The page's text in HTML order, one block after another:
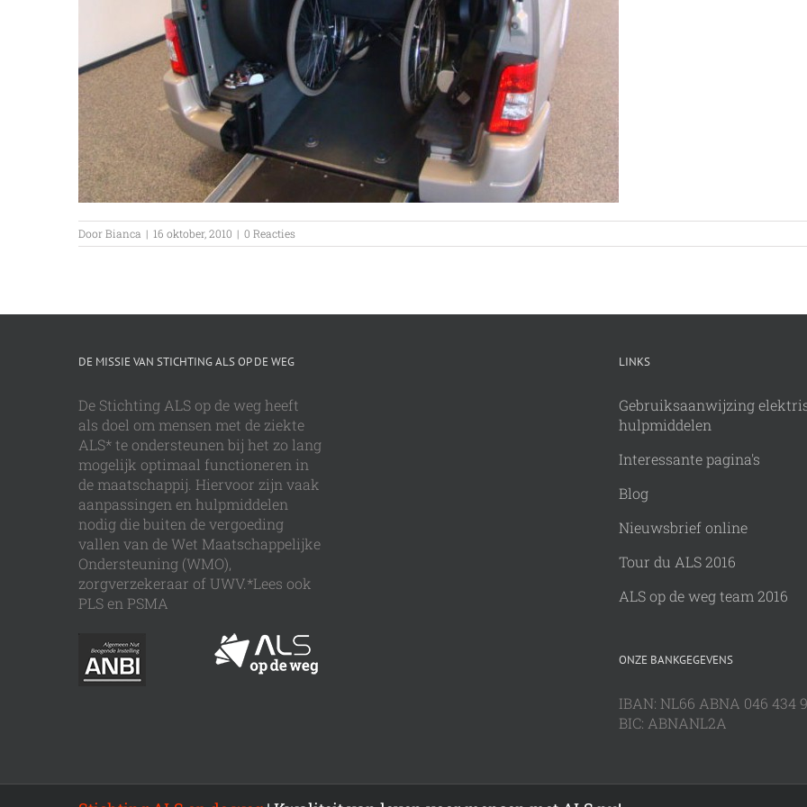
DoorBianca | 16 oktober, 2010 | 0 Reacties
DE MISSIE VAN STICHTING ALS OP DE WEG
De Stichting ALS op de weg heeft
als doel om mensen met de ziekte
ALS* te ondersteunen bij het zo lang
mogelijk optimaal functioneren in
de maatschappij. Hiervoor zijn vaak
aanpassingen en hulpmiddelen
nodig die buiten de vergoeding
vallen van de Wet Maatschappelijke
Ondersteuning (WMO),
zorgverzekeraar of UWV.*Lees ook
PLS en PSMA
LINKS
Gebruiksaanwijzing
hulpmiddelen
Interessante pagina's
Blog
Nieuwsbrief online
Tour du ALS 2016
ALS op de weg team 2016
ONZE BANKGEGEVENS
IBAN: NL66 ABNA 046 434
BIC: ABNANL2A